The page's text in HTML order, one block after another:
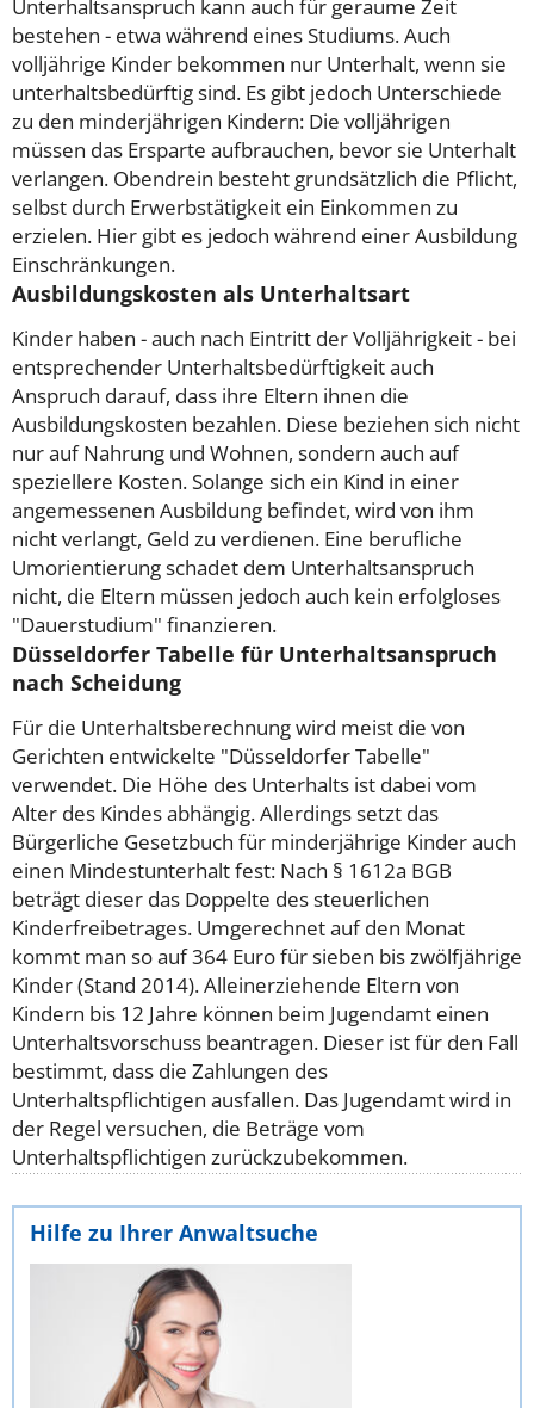
Unterhaltsanspruch kann auch für geraume Zeit
bestehen - etwa während eines Studiums. Auch
volljährige Kinder bekommen nur Unterhalt, wenn sie
unterhaltsbedürftig sind. Es gibt jedoch Unterschiede
zu den minderjährigen Kindern: Die volljährigen
müssen das Ersparte aufbrauchen, bevor sie Unterhalt
verlangen. Obendrein besteht grundsätzlich die Pflicht,
selbst durch Erwerbstätigkeit ein Einkommen zu
erzielen. Hier gibt es jedoch während einer Ausbildung
Einschränkungen.
Ausbildungskosten als Unterhaltsart
Kinder haben - auch nach Eintritt der Volljährigkeit - bei
entsprechender Unterhaltsbedürftigkeit auch
Anspruch darauf, dass ihre Eltern ihnen die
Ausbildungskosten bezahlen. Diese beziehen sich nicht
nur auf Nahrung und Wohnen, sondern auch auf
speziellere Kosten. Solange sich ein Kind in einer
angemessenen Ausbildung befindet, wird von ihm
nicht verlangt, Geld zu verdienen. Eine berufliche
Umorientierung schadet dem Unterhaltsanspruch
nicht, die Eltern müssen jedoch auch kein erfolgloses
"Dauerstudium" finanzieren.
Düsseldorfer Tabelle für Unterhaltsanspruch
nach Scheidung
Für die Unterhaltsberechnung wird meist die von
Gerichten entwickelte "Düsseldorfer Tabelle"
verwendet. Die Höhe des Unterhalts ist dabei vom
Alter des Kindes abhängig. Allerdings setzt das
Bürgerliche Gesetzbuch für minderjährige Kinder auch
einen Mindestunterhalt fest: Nach § 1612a BGB
beträgt dieser das Doppelte des steuerlichen
Kinderfreibetrages. Umgerechnet auf den Monat
kommt man so auf 364 Euro für sieben bis zwölfjährige
Kinder (Stand 2014).Alleinerziehende Eltern von
Kindern bis 12 Jahre können beim Jugendamt einen
Unterhaltsvorschuss beantragen. Dieser ist für den Fall
bestimmt, dass die Zahlungen des
Unterhaltspflichtigen ausfallen. Das Jugendamt wird in
der Regel versuchen, die Beträge vom
Unterhaltspflichtigen zurückzubekommen.
Hilfe zu Ihrer Anwaltsuche